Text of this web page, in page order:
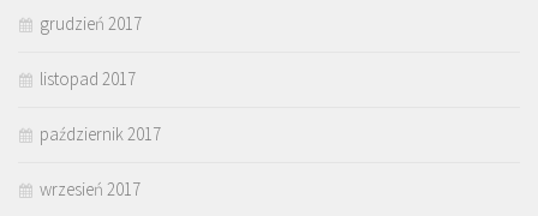
grudzień 2017
listopad 2017
październik 2017
wrzesień 2017